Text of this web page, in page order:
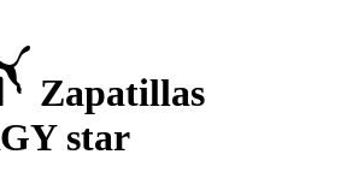
Zapatillas
star